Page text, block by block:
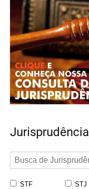
Jurisprudência
STF STJ